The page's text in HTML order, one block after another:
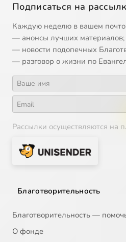
Подписаться на
Каждую неделю в вашем
— анонсы лучших материалов;
— новости подопечных
— разговор о жизни по
Рассылки осуществляются на
Благотворительность
Благотворительность —
О фонде